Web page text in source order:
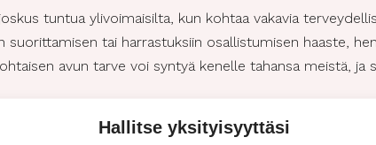
Hallitse yksityisyyttäsi
tuntua ylivoimaisilta, kun kohtaa vakavia
suorittamisen tai harrastuksiin osallistumisen haaste,
avun tarve voi syntyä kenelle tahansa meistä, ja
varten